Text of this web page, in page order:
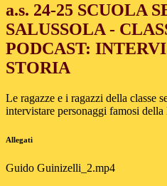
a.s. 24-25 SCUOLA
SALUSSOLA -
PODCAST:
STORIA
Le ragazze e i ragazzi della classe
intervistare personaggi famosi della
Allegati
Guido Guinizelli_2.mp4